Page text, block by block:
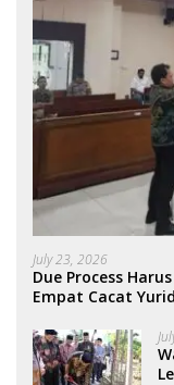
July 23, 2026
Due Process
Empat Cacat